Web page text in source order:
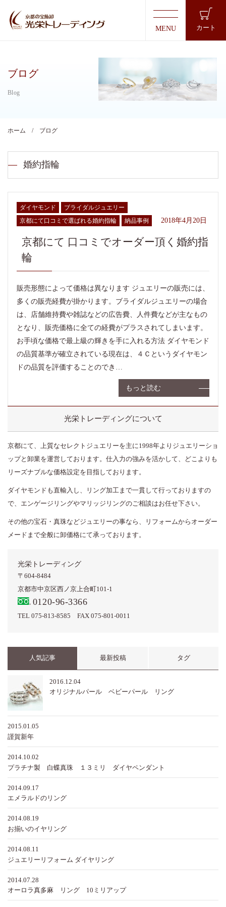
カート
ブログ
ホーム ブログ
婚約指輪
ダイヤモンド
ブライダルジュエリー
京都にて口コミで選ばれる婚約指輪
納品事例 2018年4月20日
京都にて 口コミでオーダー頂く婚約指
輪
販売形態によって価格は異なります ジュエリーの販売には、
多くの販売経費が掛かります。ブライダルジュエリーの場合
は、店舗維持費や雑誌などの広告費、人件費などが主なもの
となり、販売価格に全ての経費がプラスされてしまいます。
お手頃な価格で最上級の輝きを手に入れる方法 ダイヤモンド
の品質基準が確立されている現在は、４Ｃというダイヤモン
ドの品質を評価することのでき…
もっと読む
光栄トレーディングについて
京都にて、上質なセレクトジュエリーを主に1998年よりジュエリーショ
ップと卸業を運営しております。仕入力の強みを活かして、どこよりも
リーズナブルな価格設定を目指しております。
ダイヤモンドも直輸入し、リング加工まで一貫して行っておりますの
で、エンゲージリングやマリッジリングのご相談はお任せ下さい。
その他の宝石・真珠などジュエリーの事なら、リフォームからオーダー
メードまで全般に卸価格にて承っております。
光栄トレーディング
〒604-8484
京都市中京区西ノ京上合町101-1
0120-96-3366
TEL 075-813-8585 FAX 075-801-0011
人気記事 最新投稿 タグ
2016.12.04
オリジナルパール ベビーパール リング
2015.01.05
謹賀新年
2014.10.02
プラチナ製 白蝶真珠 １３ミリ ダイヤペンダント
2014.09.17
エメラルドのリング
2014.08.19
お揃いのイヤリング
2014.08.11
ジュエリーリフォーム ダイヤリング
2014.07.28
オーロラ真多麻 リング 10ミリアップ